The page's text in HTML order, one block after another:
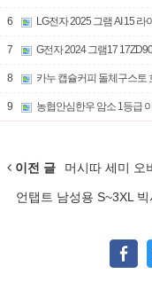
6 LG전자 2025 그램 AI 15 라
7 G전자 2024 그램17
8 카누 캡슐커피 돌체구스토
9 농협안심한우 암소 1등급
이전 글 머시따 세미 오
언탭트 남성용 S~3XL